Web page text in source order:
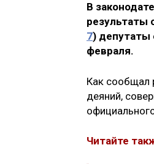
В
результаты
7) депутаты
февраля.
Как сообщал
деяний,
Читайте